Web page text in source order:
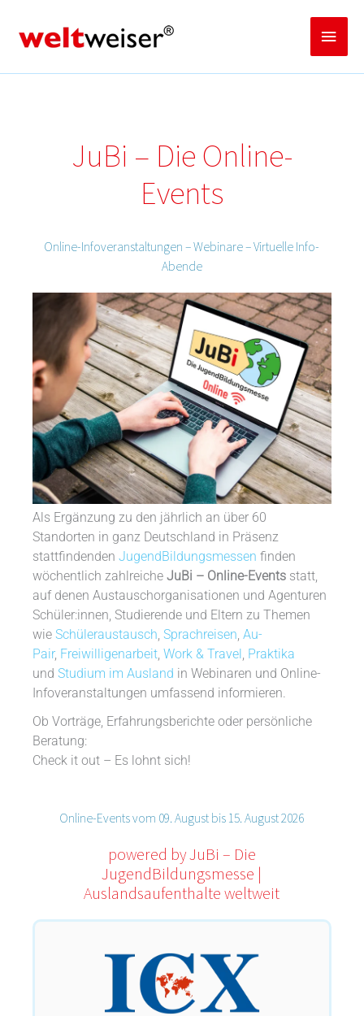
springen
JuBi – Die Online-
Events
Online-Info­­­veranstaltungen – Webinare – Virtuelle Info-
Abende
Als Ergänzung zu den jährlich an über 60
Standorten in ganz Deutschland in Präsenz
stattfindendenJugendBildungsmessen finden
wöchentlich zahlreicheJuBi – Online-Events statt,
auf denen Austauschorganisationen und Agenturen
Schüler:innen, Studierende und Eltern zu Themen
wieSchüleraustausch,Sprachreisen,Au-
Pair, Freiwilligenarbeit,Work & Travel , Praktika
undStudium im Ausland in Webinaren und Online-
Infoveranstaltungen umfassend informieren.
Ob Vorträge, Erfahrungsberichte oder persönliche
Beratung:
Check it out – Es lohnt sich!
Online-Events vom 09. August bis 15. August 2026
powered by JuBi – Die
JugendBildungsmesse |
Auslandsaufenthalte weltweit